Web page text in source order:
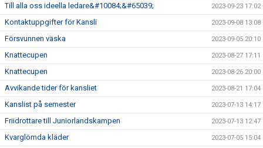
Till alla oss ideella ledare&#10084;&#65039; 2023-09-23 17:02
Kontaktuppgifter för Kansli 2023-09-08 13:08
Försvunnen väska 2023-09-05 20:10
Knattecupen 2023-08-27 17:11
Knattecupen 2023-08-26 20:00
Avvikande tider för kansliet 2023-08-21 17:04
Kanslist på semester 2023-07-13 14:17
Friidrottare till Juniorlandskampen 2023-07-13 12:47
Kvarglömda kläder 2023-07-05 15:04